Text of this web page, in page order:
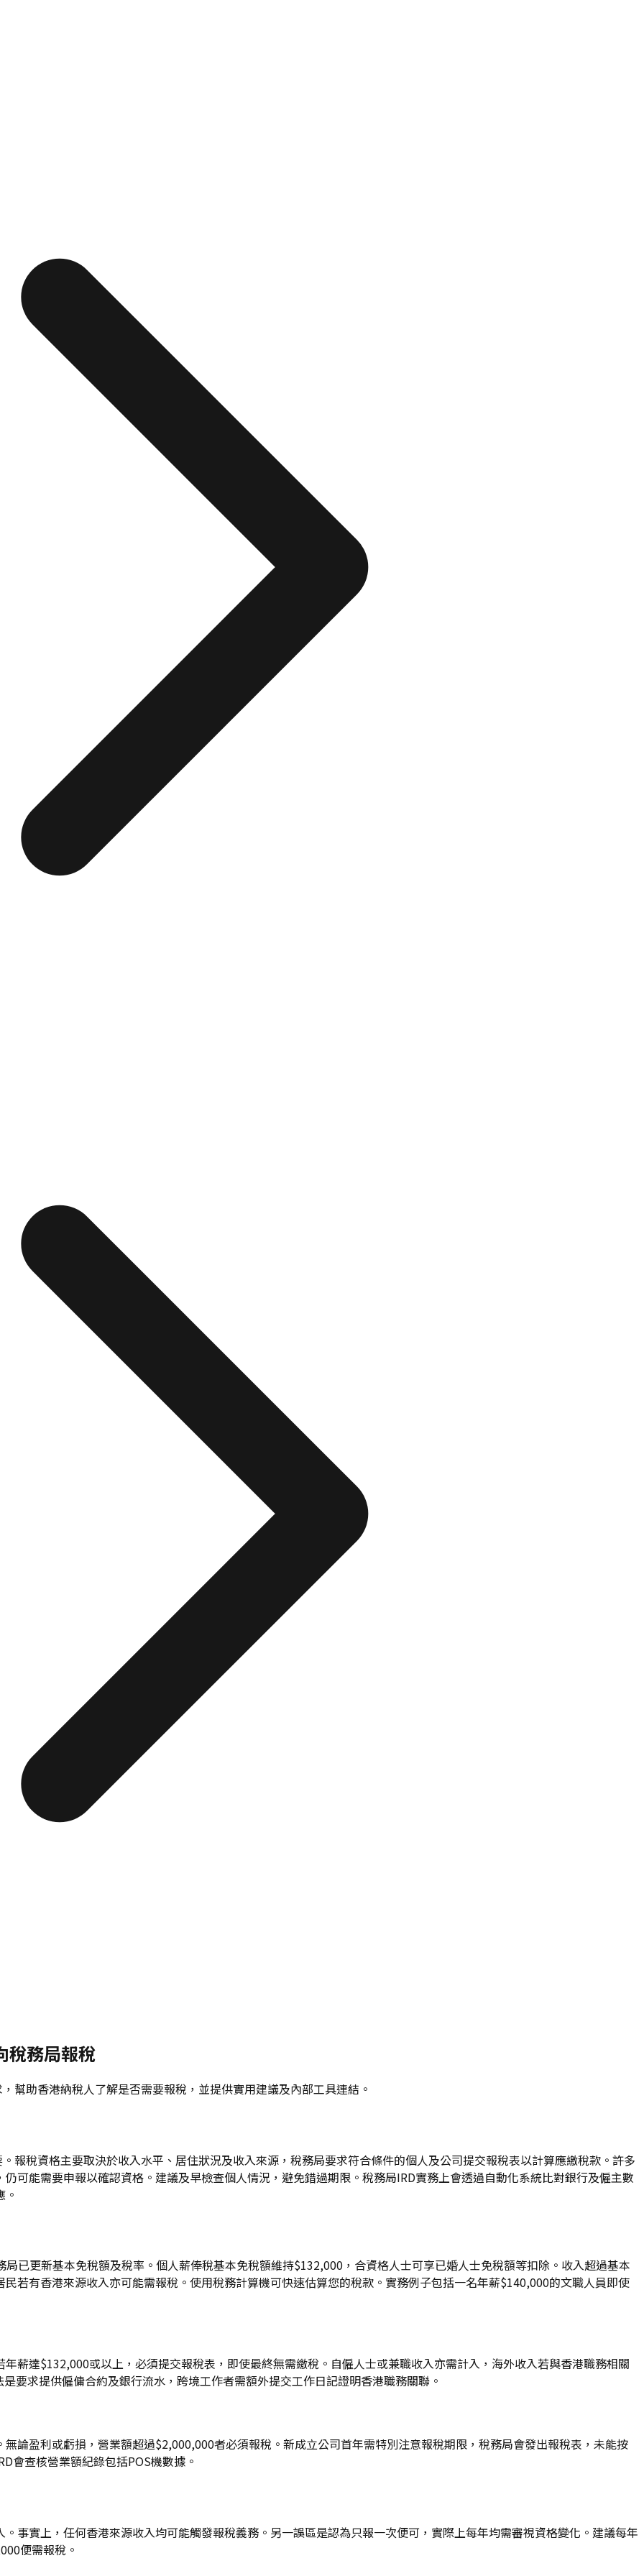
稅務局報稅
幫助香港納稅人了解是否需要報稅，並提供實用建議及內部工具連結。
報稅資格主要取決於收入水平、居住狀況及收入來源，稅務局要求符合條件的個人及公司提交報稅表以計算應繳稅款。許多
可能需要申報以確認資格。建議及早檢查個人情況，避免錯過期限。稅務局IRD實務上會透過自動化系統比對銀行及僱主數
已更新基本免稅額及稅率。個人薪俸稅基本免稅額維持$132,000，合資格人士可享已婚人士免稅額等扣除。收入超過基本
若有香港來源收入亦可能需報稅。使用稅務計算機可快速估算您的稅款。實務例子包括一名年薪$140,000的文職人員即使
薪達$132,000或以上，必須提交報稅表，即使最終無需繳稅。自僱人士或兼職收入亦需計入，海外收入若與香港職務相關
要求提供僱傭合約及銀行流水，跨境工作者需額外提交工作日記證明香港職務關聯。
論盈利或虧損，營業額超過$2,000,000者必須報稅。新成立公司首年需特別注意報稅期限，稅務局會發出報稅表，未能按
會查核營業額紀錄包括POS機數據。
事實上，任何香港來源收入均可能觸發報稅義務。另一誤區是認為只報一次便可，實際上每年均需審視資格變化。建議每年
便需報稅。